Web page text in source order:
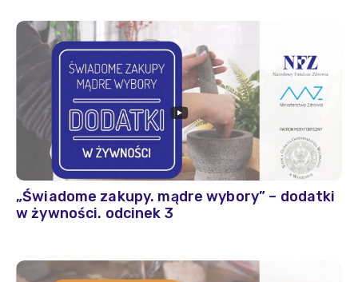
„Świadome zakupy. mądre wybory” – dodatki
w żywności. odcinek 3